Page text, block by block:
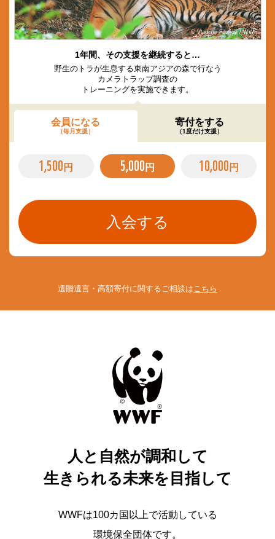
© Vladimir Filonov / WWF
1年間、その支援を継続すると…
野生のトラが生息する東南アジアの森で行なう
カメラトラップ調査の
トレーニングを実施できます。
会員になる
（毎月支援）
寄付をする
（1度だけ支援）
1,500 円 5,000 円 10,000 円
遺贈遺言・高額寄付に関するご相談は こちら
人と自然が調和して
生きられる未来を目指して
WWFは100カ国以上で活動している
環境保全団体です。